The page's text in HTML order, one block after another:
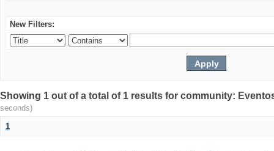
New Filters:
Showing 1 out of a total of 1 results for community:
seconds)
1